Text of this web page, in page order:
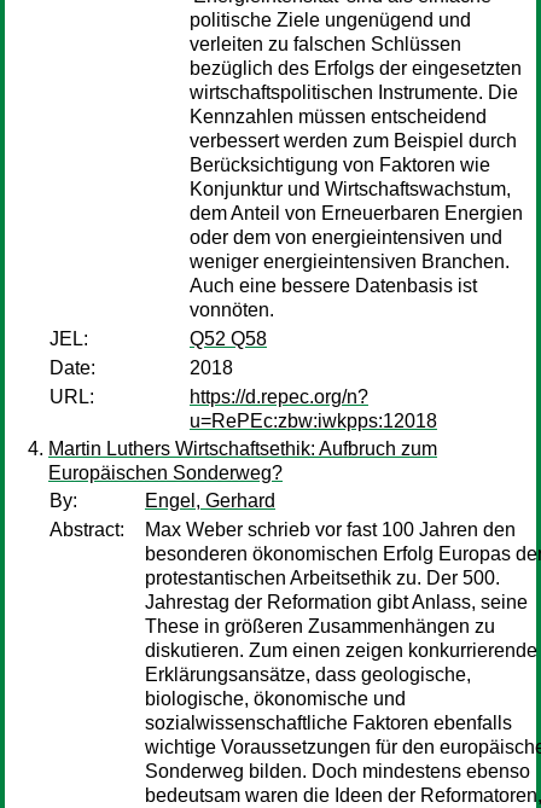
politische Ziele ungenügend und
verleiten zu falschen Schlüssen
bezüglich des Erfolgs der eingesetzten
wirtschaftspolitischen Instrumente. Die
Kennzahlen müssen entscheidend
verbessert werden zum Beispiel durch
Berücksichtigung von Faktoren wie
Konjunktur und Wirtschaftswachstum,
dem Anteil von Erneuerbaren Energien
oder dem von energieintensiven und
weniger energieintensiven Branchen.
Auch eine bessere Datenbasis ist
vonnöten.
JEL:
Q52 Q58
Date:
2018
URL:
https://d.repec.org/n?
u=RePEc:zbw:iwkpps:12018
Martin Luthers Wirtschaftsethik: Aufbruch zum
Europäischen Sonderweg?
By:
Engel, Gerhard
Abstract:
Max Weber schrieb vor fast 100 Jahren den
besonderen ökonomischen Erfolg Europas
protestantischen Arbeitsethik zu. Der 500.
Jahrestag der Reformation gibt Anlass, seine
These in größeren Zusammenhängen zu
diskutieren. Zum einen zeigen konkurrierende
Erklärungsansätze, dass geologische,
biologische, ökonomische und
sozialwissenschaftliche Faktoren ebenfalls
wichtige Voraussetzungen für den
Sonderweg bilden. Doch mindestens ebenso
bedeutsam waren die Ideen der Reformatoren,